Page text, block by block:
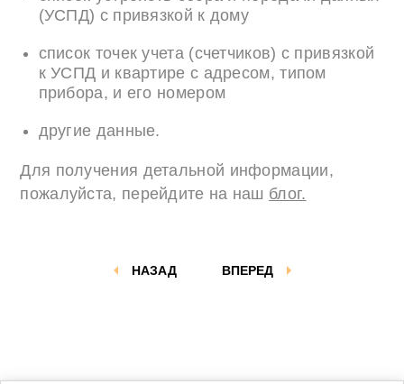
(УСПД) с привязкой к дому
список точек учета (счетчиков) с привязкой
к УСПД и квартире с адресом, типом
прибора, и его номером
другие данные.
Для получения детальной информации,
пожалуйста, перейдите на наш блог.
ВПЕРЕД
НАЗАД